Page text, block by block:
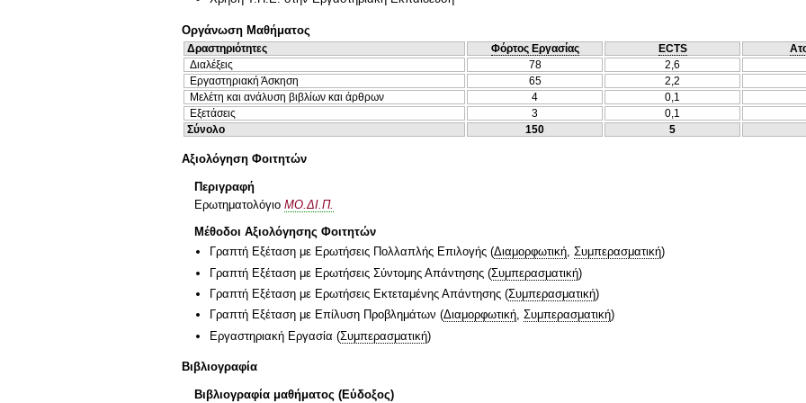
Οργάνωση Μαθήματος
Δραστηριότητες Φόρτος Εργασίας ECTS
Διαλέξεις
78 2,6
Εργαστηριακή Άσκηση
65 2,2
Μελέτη και ανάλυση βιβλίων και άρθρων
4 0,1
Εξετάσεις
3 0,1
Σύνολο
150 5
Αξιολόγηση Φοιτητών
Περιγραφή
Ερωτηματολόγιο ΜΟ.ΔΙ.Π.
Μέθοδοι Αξιολόγησης Φοιτητών
Γραπτή Εξέταση με Ερωτήσεις Πολλαπλής Επιλογής (Διαμορφωτική, Συμπερασματική)
Γραπτή Εξέταση με Ερωτήσεις Σύντομης Απάντησης (Συμπερασματική)
Γραπτή Εξέταση με Ερωτήσεις Εκτεταμένης Απάντησης (Συμπερασματική)
Γραπτή Εξέταση με Επίλυση Προβλημάτων (Διαμορφωτική, Συμπερασματική)
Εργαστηριακή Εργασία (Συμπερασματική)
Βιβλιογραφία
Βιβλιογραφία μαθήματος (Εύδοξος)